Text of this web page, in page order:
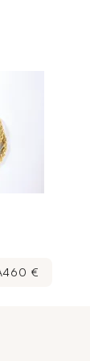
460 €